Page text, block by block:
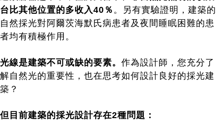
台比其他位置的多收入40％ 。另有實驗證明，建築的
自然採光對阿爾茨海默氏病患者及夜間睡眠困難的患
者均有積極作用。
光線是建築不可或缺的要素。 作為設計師，您充分了
解自然光的重要性，也在思考如何設計良好的採光建
築？
但目前建築的採光設計存在2種 問題 ：